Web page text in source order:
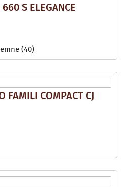
S ELEGANCE
(40)
COMPACT CJ